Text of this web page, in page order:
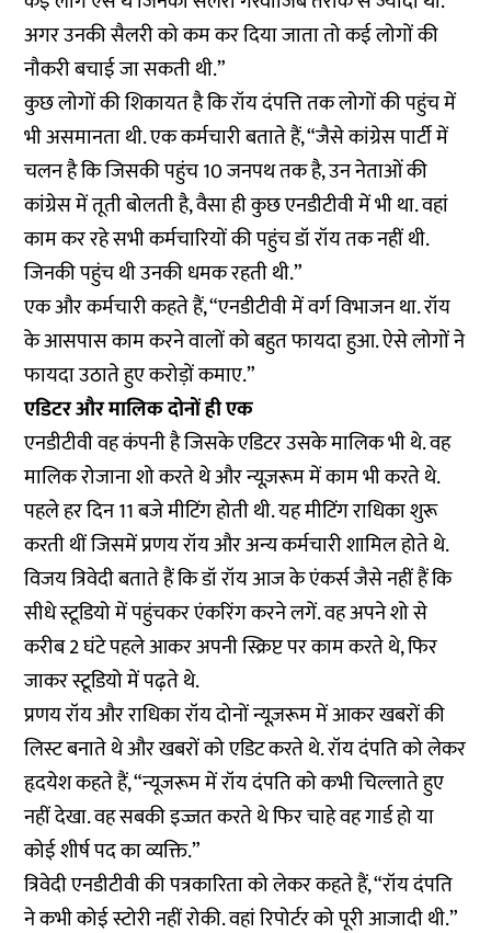
अगर उनकी सैलरी को कम कर दिया जाता तो कई लोगों की
नौकरी बचाई जा सकती थी.”
कुछ लोगों की शिकायत है कि रॉय दंपत्ति तक लोगों की पहुंच में
भी असमानता थी. एक कर्मचारी बताते हैं, “जैसे कांग्रेस पार्टी में
चलन है कि जिसकी पहुंच 10 जनपथ तक है, उन नेताओं की
कांग्रेस में तूती बोलती है, वैसा ही कुछ एनडीटीवी में भी था. वहां
काम कर रहे सभी कर्मचारियों की पहुंच डॉ रॉय तक नहीं थी.
जिनकी पहुंच थी उनकी धमक रहती थी.”
एक और कर्मचारी कहते हैं, “एनडीटीवी में वर्ग विभाजन था. रॉय
के आसपास काम करने वालों को बहुत फायदा हुआ. ऐसे लोगों ने
फायदा उठाते हुए करोड़ों कमाए.”
एडिटर और मालिक दोनों ही एक
एनडीटीवी वह कंपनी है जिसके एडिटर उसके मालिक भी थे. वह
मालिक रोजाना शो करते थे और न्यूज़रूम में काम भी करते थे.
पहले हर दिन 11 बजे मीटिंग होती थी. यह मीटिंग राधिका शुरू
करती थीं जिसमें प्रणय रॉय और अन्य कर्मचारी शामिल होते थे.
विजय त्रिवेदी बताते हैं कि डॉ रॉय आज के एंकर्स जैसे नहीं हैं कि
सीधे स्टूडियो में पहुंचकर एंकरिंग करने लगें. वह अपने शो से
करीब 2 घंटे पहले आकर अपनी स्क्रिप्ट पर काम करते थे, फिर
जाकर स्टूडियो में पढ़ते थे.
प्रणय रॉय और राधिका रॉय दोनों न्यूज़रूम में आकर खबरों की
लिस्ट बनाते थे और खबरों को एडिट करते थे. रॉय दंपति को लेकर
हृदयेश कहते हैं, “न्यूजरूम में रॉय दंपति को कभी चिल्लाते हुए
नहीं देखा. वह सबकी इज्जत करते थे फिर चाहे वह गार्ड हो या
कोई शीर्ष पद का व्यक्ति.”
त्रिवेदी एनडीटीवी की पत्रकारिता को लेकर कहते हैं, “रॉय दंपति
ने कभी कोई स्टोरी नहीं रोकी. वहां रिपोर्टर को पूरी आजादी थी.”